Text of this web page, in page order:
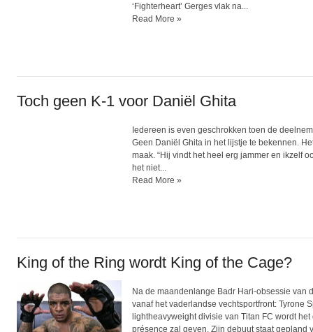
‘Fighterheart’ Gerges vlak na...
Read More »
Toch geen K-1 voor Daniël Ghita
Iedereen is even geschrokken toen de
Geen Daniël Ghita in het lijstje te bekennen.
maak. “Hij vindt het heel erg jammer en ikzelf
het niet...
Read More »
King of the Ring wordt King of the Cage?
Na de maandenlange Badr Hari-obsessie van
vanaf het vaderlandse vechtsportfront: Tyrone
lightheavyweight divisie van Titan FC wordt
présence zal geven. Zijn debuut staat gepland